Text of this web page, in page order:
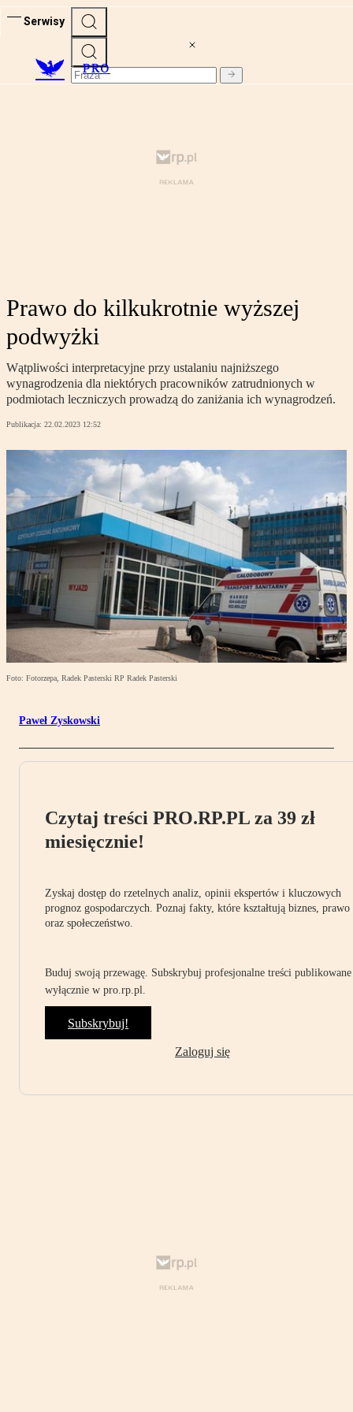
Serwisy
PRO
Prawo do kilkukrotnie wyższej
podwyżki
Wątpliwości interpretacyjne przy ustalaniu najniższego
wynagrodzenia dla niektórych pracowników zatrudnionych w
podmiotach leczniczych prowadzą do zaniżania ich wynagrodzeń.
Publikacja: 22.02.2023 12:52
Foto: Fotorzepa, Radek Pasterski RP Radek Pasterski
Paweł Zyskowski
Czytaj treści PRO.RP.PL za 39 zł
miesięcznie!
Zyskaj dostęp do rzetelnych analiz, opinii ekspertów i kluczowych
prognoz gospodarczych. Poznaj fakty, które kształtują biznes, prawo
oraz społeczeństwo.
Buduj swoją przewagę. Subskrybuj profesjonalne treści publikowane
wyłącznie w pro.rp.pl.
Subskrybuj!
Zaloguj się